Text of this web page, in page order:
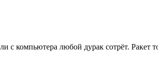
компьютера любой дурак сотрёт. Ракет